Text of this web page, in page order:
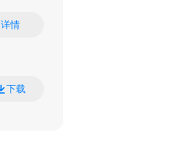
详情
下载